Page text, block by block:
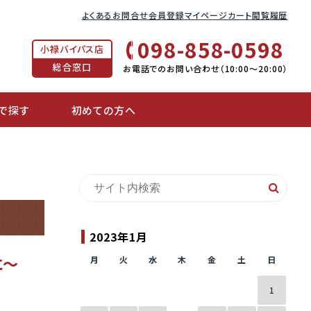
よくあるお問合せ会員登録マイページカート閲覧履歴
小禄バイパス店
総合窓口
098-858-0598
お電話でのお問い合わせ（10:00〜20:00）
探す 初めての方へ
2023年1月
月 火 水 木 金 土 日
1